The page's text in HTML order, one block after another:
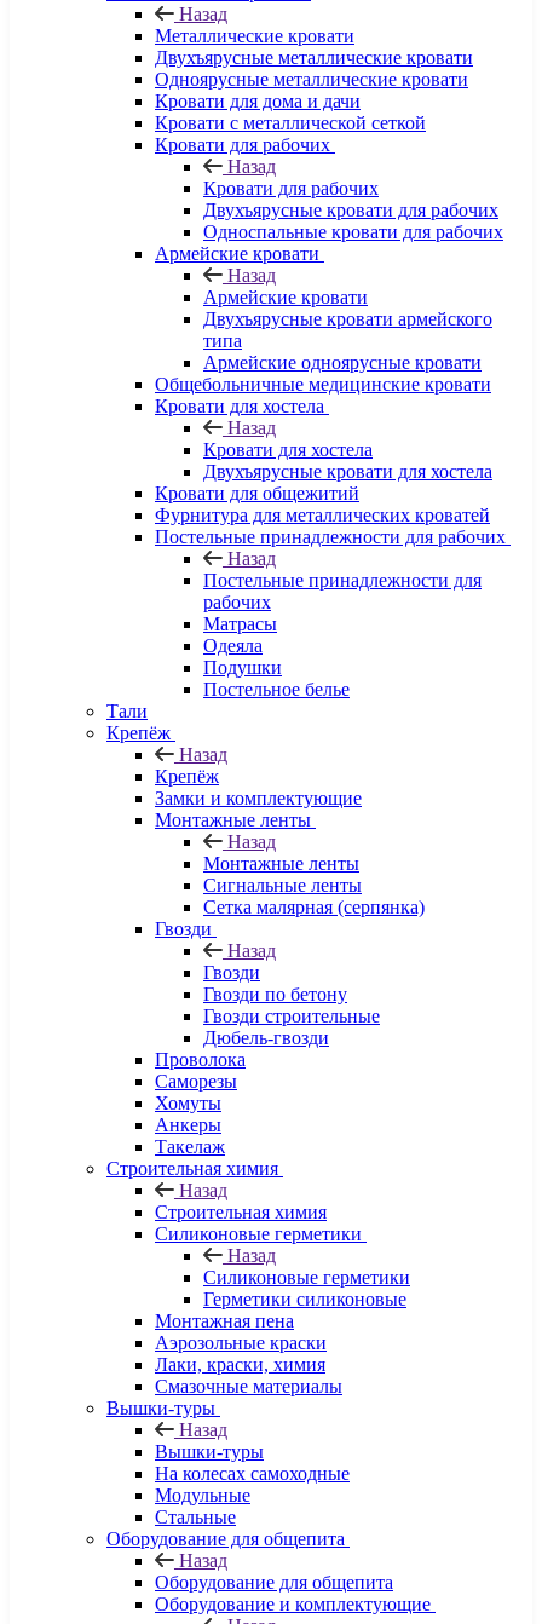
Назад
Металлические кровати
Двухъярусные металлические кровати
Одноярусные металлические кровати
Кровати для дома и дачи
Кровати с металлической сеткой
Кровати для рабочих
Назад
Кровати для рабочих
Двухъярусные кровати для рабочих
Односпальные кровати для рабочих
Армейские кровати
Назад
Армейские кровати
Двухъярусные кровати армейского
типа
Армейские одноярусные кровати
Общебольничные медицинские кровати
Кровати для хостела
Назад
Кровати для хостела
Двухъярусные кровати для хостела
Кровати для общежитий
Фурнитура для металлических кроватей
Постельные принадлежности для рабочих
Назад
Постельные принадлежности для
рабочих
Матрасы
Одеяла
Подушки
Постельное белье
Тали
Крепёж
Назад
Крепёж
Замки и комплектующие
Монтажные ленты
Назад
Монтажные ленты
Сигнальные ленты
Сетка малярная (серпянка)
Гвозди
Назад
Гвозди
Гвозди по бетону
Гвозди строительные
Дюбель-гвозди
Проволока
Саморезы
Хомуты
Анкеры
Такелаж
Строительная химия
Назад
Строительная химия
Силиконовые герметики
Назад
Силиконовые герметики
Герметики силиконовые
Монтажная пена
Аэрозольные краски
Лаки, краски, химия
Смазочные материалы
Вышки-туры
Назад
Вышки-туры
На колесах самоходные
Модульные
Стальные
Оборудование для общепита
Назад
Оборудование для общепита
Оборудование и комплектующие